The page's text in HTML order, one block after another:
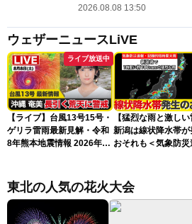
2026.08.08 13:50
ウェザーニュースLiVE
ライブ放送中
【ライブ】台風13号15号・
ゲリラ雷雨最新見解・令和
8年熊本地震情報 2026年8
愛梨／芳野達郎〉最新天気
ニュース・地震情報
【猛烈な雨と激しい
新潟は線状降水帯が
おそれも＜気象防災
東北の人気の花火大会